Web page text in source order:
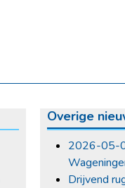
Overige
2026-05-
Drijvend